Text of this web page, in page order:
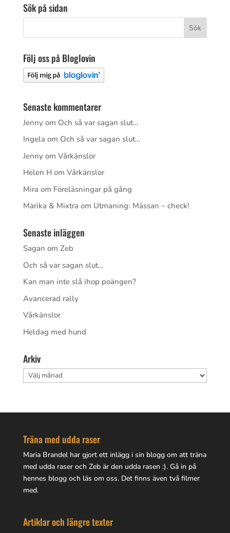
Sök på sidan
Följ oss på Bloglovin
Senaste kommentarer
Jennyom Och så var sagan slut…
Ingela om Och så var sagan slut…
Jennyom Vårkänslor
Helen Hom Vårkänslor
Mira om Föreläsningar på gång
Marika & Mixtra om Utmaning: Mässan – check!
Senaste inläggen
Sagan om Zeb
Och så var sagan slut…
Kan man inte slå ihop poängen?
Avancerad rally
Vårkänslor
Heldag med hund
Arkiv
Arkiv
Träna med udda raser
Maria Brandel har gjort ett inlägg i sin bloggom att träna
med udda raser och Zeb är den udda rasen :). Gå in på
hennes bloggoch läs om oss. Det finns även två filmer
med.
Artiklar och längre texter